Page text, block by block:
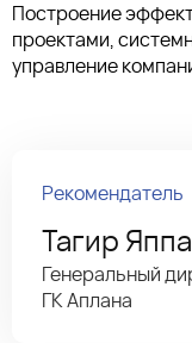
Построение
проектами,
управление
Рекомендатель
Тагир
Генеральный
ГК Аплана